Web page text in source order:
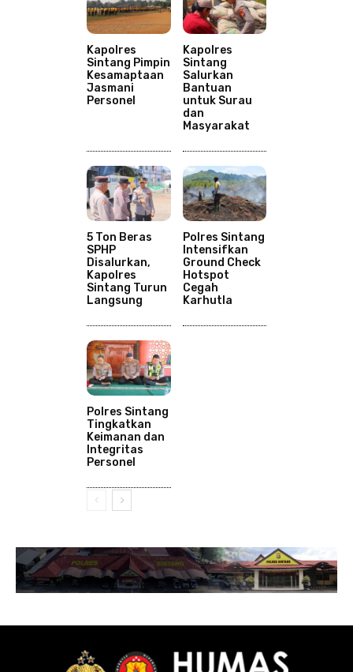
Kapolres
Sintang Pimpin
Kesamaptaan
Jasmani
Personel
Kapolres
Sintang
Salurkan
Bantuan
untuk Surau
dan
Masyarakat
5 Ton Beras
SPHP
Disalurkan,
Kapolres
Sintang Turun
Langsung
Polres Sintang
Intensifkan
Ground Check
Hotspot
Cegah
Karhutla
Polres Sintang
Tingkatkan
Keimanan dan
Integritas
Personel